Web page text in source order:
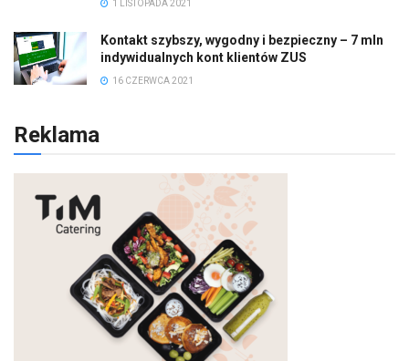
1 LISTOPADA 2021
Kontakt szybszy, wygodny i bezpieczny – 7 mln
indywidualnych kont klientów ZUS
16 CZERWCA 2021
Reklama